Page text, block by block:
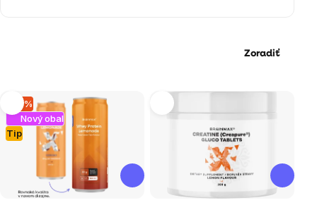
Zoradiť
Výpis
produktov
Tip
Nový obal
–14 %